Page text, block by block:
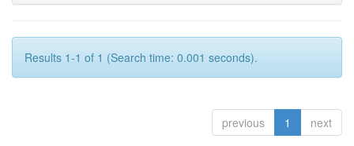
Results 1-1 of 1 (Search time: 0.001 seconds).
previous 1 next